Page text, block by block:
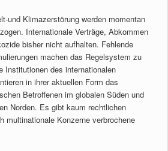
und Klimazerstörung werden momentan
Internationale Verträge, Abkommen
bisher nicht aufhalten. Fehlende
machen das Regelsystem zu
Institutionen des internationalen
in ihrer aktuellen Form das
Betroffenen im globalen Süden und
Norden. Es gibt kaum rechtlichen
multinationale Konzerne verbrochene